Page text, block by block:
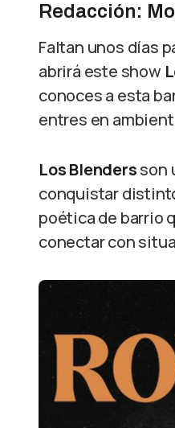
Redacción:
Faltan unos días
abrirá este show
conoces a esta
entres en
Los Blendersson
conquistar
poética de barrio
conectar con